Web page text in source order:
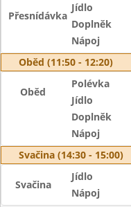
Přesnídávka
Jídlo
Doplněk
Nápoj
Oběd (11:50 - 12:20)
Oběd
Polévka
Jídlo
Doplněk
Nápoj
Svačina (14:30 - 15:00)
Svačina
Jídlo
Nápoj